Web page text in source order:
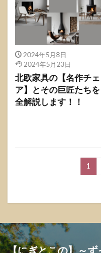
2024年5月8日
2024年5月23日
北欧家具の【名作チェ
ア】とその巨匠たちを
全解説します！！
1
【にぎとこの】～